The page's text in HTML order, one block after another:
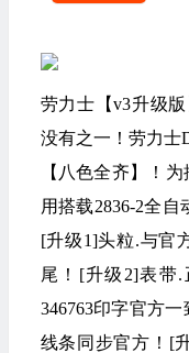
劳力士【v3升级
没有之一！劳力士
【八色全齐】！
用搭载2836-2全自
[升级1]头粒.与官
尾！[升级2]表带
346763印字官方
线条同步官方！[